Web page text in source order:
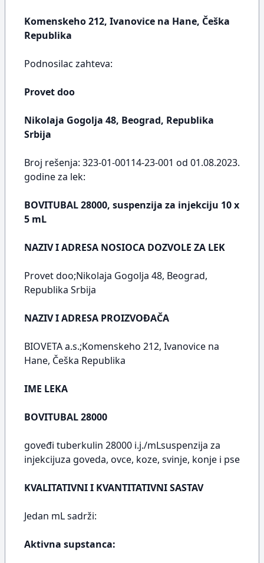
Komenskeho 212, Ivanovice na Hane, Češka
Republika
Podnosilac zahteva:
Provet doo
Nikolaja Gogolja 48, Beograd, Republika
Srbija
Broj rešenja: 323-01-00114-23-001 od 01.08.2023.
godine za lek:
BOVITUBAL 28000, suspenzija za injekciju 10 x
5 mL
NAZIV I ADRESA NOSIOCA DOZVOLE ZA LEK
Provet doo;Nikolaja Gogolja 48, Beograd,
Republika Srbija
NAZIV I ADRESA PROIZVOĐAČA
BIOVETA a.s.;Komenskeho 212, Ivanovice na
Hane, Češka Republika
IME LEKA
BOVITUBAL 28000
goveđi tuberkulin 28000 i.j./mLsuspenzija za
injekcijuza goveda, ovce, koze, svinje, konje i pse
KVALITATIVNI I KVANTITATIVNI SASTAV
Jedan mL sadrži:
Aktivna supstanca: